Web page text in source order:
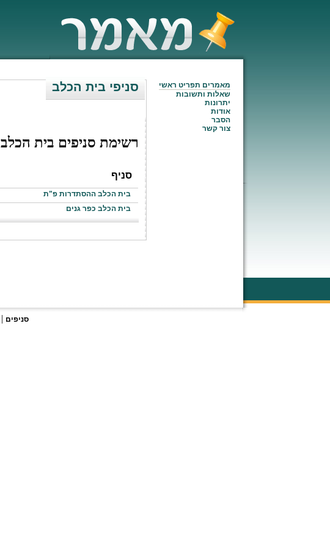
סניפי בית הכלב
רשימת סניפים בית הכלב
סניף
בית הכלב ההסתדרות פ"ת
בית הכלב כפר גנים
מאמרים תפריט ראשי
שאלות ותשובות
יתרונות
אודות
הסבר
צור קשר
| סניפים